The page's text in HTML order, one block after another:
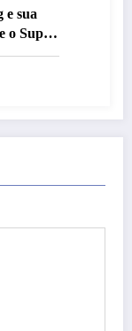
e sua
o Super-